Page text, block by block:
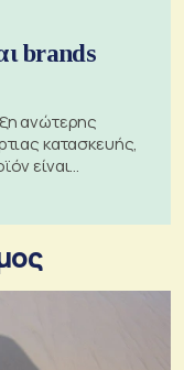
brands
ανώτερης
κατασκευής,
είναι